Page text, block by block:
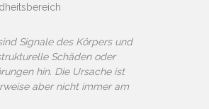
Signale des Körpers und
Schäden oder
hin. Die Ursache ist
aber nicht immer am